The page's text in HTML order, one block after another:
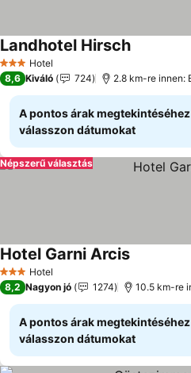
3 Kategória
Hotel
Landhotel Hirsch
8,6 Kiváló 724
A pontos árak megtekintéséhez
válasszon dátumokat
Népszerű választás
3 Kategória
Hotel
Hotel Garni Arcis
8,2 Nagyon jó 1274
A pontos árak megtekintéséhez
válasszon dátumokat